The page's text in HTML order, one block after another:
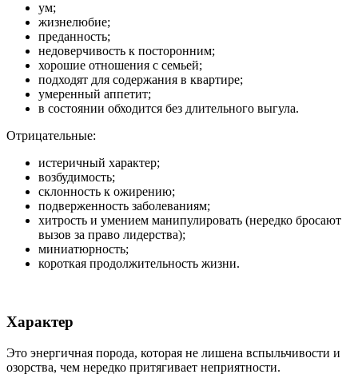
ум;
жизнелюбие;
преданность;
недоверчивость к посторонним;
хорошие отношения с семьей;
подходят для содержания в квартире;
умеренный аппетит;
в состоянии обходится без длительного выгула.
Отрицательные:
истеричный характер;
возбудимость;
склонность к ожирению;
подверженность заболеваниям;
хитрость и умением манипулировать (нередко бросают
вызов за право лидерства);
миниатюрность;
короткая продолжительность жизни.
Характер
Это энергичная порода, которая не лишена вспыльчивости и
озорства, чем нередко притягивает неприятности.